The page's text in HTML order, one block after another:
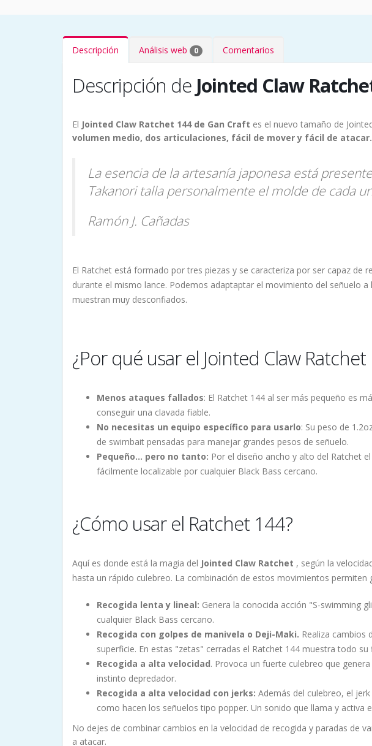
Descripción Análisis web 0 Comentarios
Descripción de Jointed Claw
El Jointed Claw Ratchet 144 de Gan Craft es el nuevo tamaño de
volumen medio, dos articulaciones, fácil de mover y fácil de atacar.
La esencia de la artesanía japonesa está
Takanori talla personalmente el molde de cada
Ramón J. Cañadas
El Ratchet está formado por tres piezas y se caracteriza por ser capaz
durante el mismo lance. Podemos adaptaptar el movimiento del señuelo
muestran muy desconfiados.
¿Por qué usar el Jointed Claw Ratchet
Menos ataques fallados: El Ratchet 144 al ser más pequeño es
conseguir una clavada fiable.
No necesitas un equipo específico para usarlo: Su peso de
de swimbait pensadas para manejar grandes pesos de señuelo.
Pequeño... pero no tanto: Por el diseño ancho y alto del Ratchet
fácilmente localizable por cualquier Black Bass cercano.
¿Cómo usar el Ratchet 144?
Aquí es donde está la magia del Jointed Claw Ratchet , según la
hasta un rápido culebreo. La combinación de estos movimientos
Recogida lenta y lineal: Genera la conocida acción "S-swimming
cualquier Black Bass cercano.
Recogida con golpes de manivela o Deji-Maki. Realiza cambios
superficie. En estas "zetas" cerradas el Ratchet 144 muestra todo
Recogida a alta velocidad. Provoca un fuerte culebreo que
instinto depredador.
Recogida a alta velocidad con jerks: Además del culebreo, el
como hacen los señuelos tipo popper. Un sonido que llama y activa
No dejes de combinar cambios en la velocidad de recogida y paradas de
a atacar.